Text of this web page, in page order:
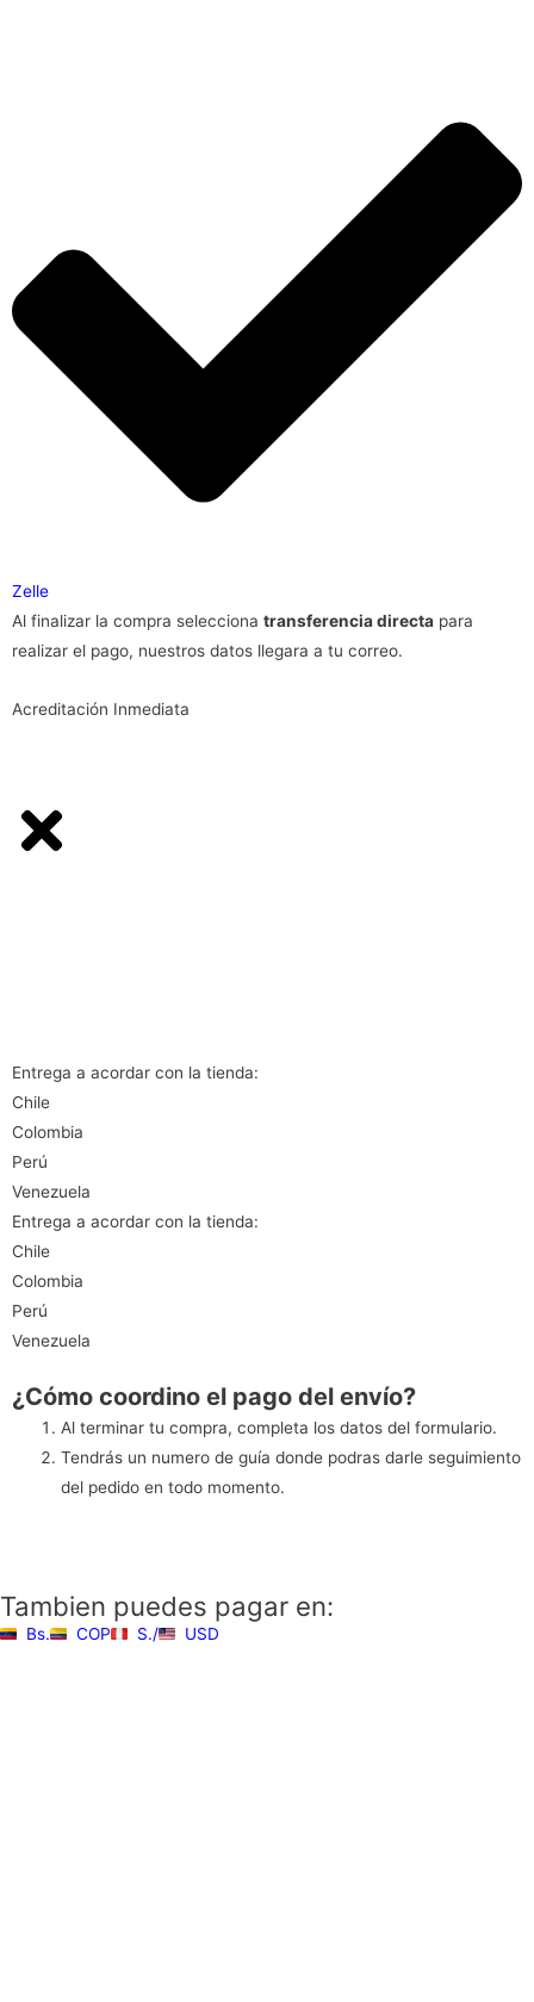
Zelle
Al finalizar la compra selecciona transferencia directa para
realizar el pago, nuestros datos llegara a tu correo.
Acreditación Inmediata
Entrega a acordar con la tienda:
Chile
Colombia
Perú
Venezuela
Entrega a acordar con la tienda:
Chile
Colombia
Perú
Venezuela
¿Cómo coordino el pago del envío?
Al terminar tu compra, completa los datos del formulario.
Tendrás un numero de guía donde podras darle seguimiento
del pedido en todo momento.
Tambien puedes pagar en:
Bs. COP S./ USD